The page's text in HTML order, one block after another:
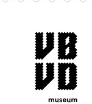
museum van